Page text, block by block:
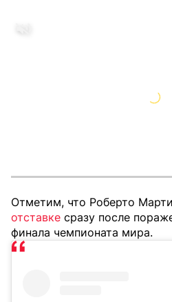
Отметим, что Роберто
отставке сразу после
финала чемпионата мира.